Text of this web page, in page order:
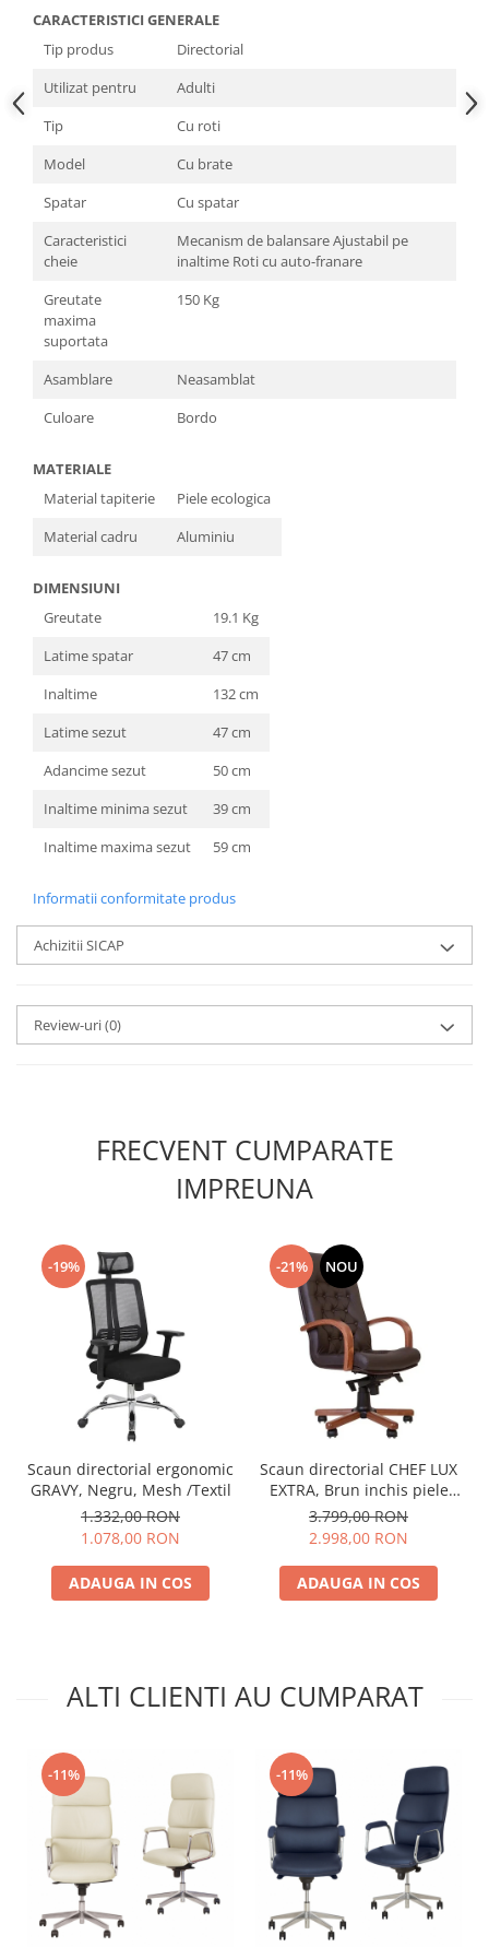
CARACTERISTICI GENERALE
Tip produs
Directorial
Utilizat pentru
Adulti
Tip
Cu roti
Model
Cu brate
Spatar
Cu spatar
Caracteristici
cheie
Mecanism de balansare Ajustabil pe
inaltime Roti cu auto-franare
Greutate
maxima
suportata
150 Kg
Asamblare
Neasamblat
Culoare
Bordo
MATERIALE
Material tapiterie
Piele ecologica
Material cadru
Aluminiu
DIMENSIUNI
Greutate
19.1 Kg
Latime spatar
47 cm
Inaltime
132 cm
Latime sezut
47 cm
Adancime sezut
50 cm
Inaltime minima sezut
39 cm
Inaltime maxima sezut
59 cm
Informatii conformitate produs
Achizitii SICAP
Review-uri(0)
FRECVENT CUMPARATE
IMPREUNA
-19%
Scaun directorial ergonomic
GRAVY, Negru, Mesh /Textil
1.332,00 RON
1.078,00 RON
ADAUGA IN COS
-21% NOU
Scaun directorial CHEF LUX
EXTRA, Brun inchis piele
naturala
3.799,00 RON
2.998,00 RON
ADAUGA IN COS
ALTI CLIENTI AU CUMPARAT
-11% -11%